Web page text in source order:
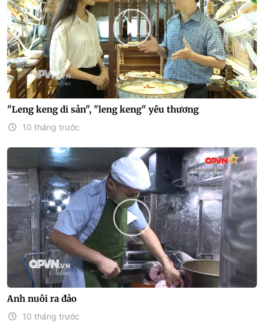
"Leng keng di sản", "leng keng" yêu thương
10 tháng trước
Anh nuôi ra đảo
10 tháng trước